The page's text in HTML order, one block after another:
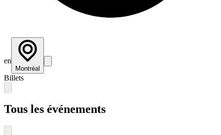
en
Montréal
Billets
Tous les événements